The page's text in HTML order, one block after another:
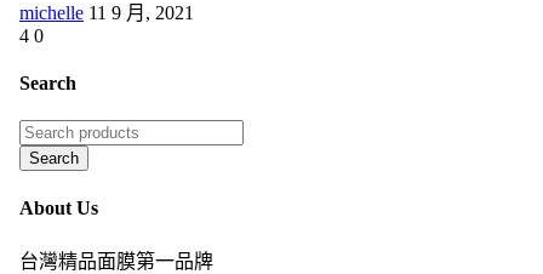
michelle 11 9 月, 2021
4 0
Search
About Us
台灣精品面膜第一品牌